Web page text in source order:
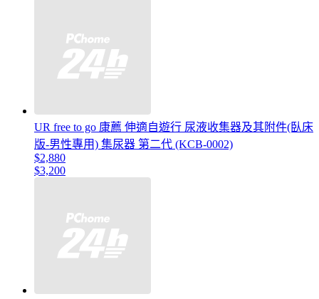
UR free to go 康薦 伸適自遊行 尿液收集器及其附件(臥床
版-男性專用) 集尿器 第二代 (KCB-0002)
$2,880
$3,200